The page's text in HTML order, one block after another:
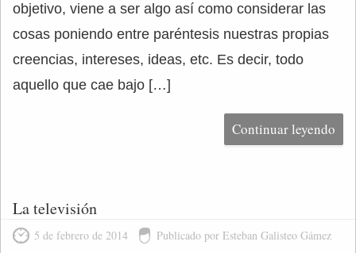
objetivo, viene a ser algo así como considerar las
cosas poniendo entre paréntesis nuestras propias
creencias, intereses, ideas, etc. Es decir, todo
aquello que cae bajo […]
Continuar leyendo
La televisión
5 de febrero de 2014 Publicado por Esteban Galisteo Gámez